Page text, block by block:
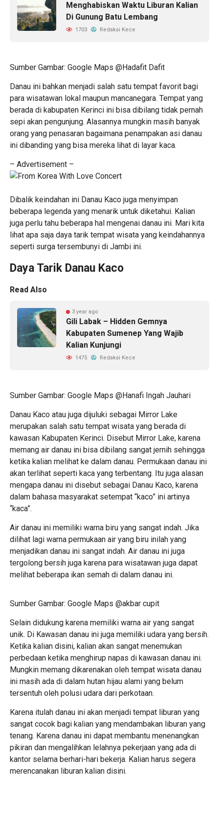
Menghabiskan Waktu Liburan Kalian
Di Gunung Batu Lembang
1703 Redaksi Kece
Sumber Gambar: Google Maps @Hadafit Dafit
Danau ini bahkan menjadi salah satu tempat favorit bagi
para wisatawan lokal maupun mancanegara. Tempat yang
berada di kabupaten Kerinci ini bisa dibilang tidak pernah
sepi akan pengunjung. Alasannya mungkin masih banyak
orang yang penasaran bagaimana penampakan asi danau
ini dibanding yang bisa mereka lihat di layar kaca.
– Advertisement –
Dibalik keindahan ini Danau Kaco juga menyimpan
beberapa legenda yang menarik untuk diketahui. Kalian
juga perlu tahu beberapa hal mengenai danau ini. Mari kita
lihat apa saja daya tarik tempat wisata yang keindahannya
seperti surga tersembunyi di Jambi ini.
Daya Tarik Danau Kaco
Read Also
3 year ago
Gili Labak – Hidden Gemnya
Kabupaten Sumenep Yang Wajib
Kalian Kunjungi
1475 Redaksi Kece
Sumber Gambar: Google Maps @Hanafi Ingah Jauhari
Danau Kaco atau juga dijuluki sebagai Mirror Lake
merupakan salah satu tempat wisata yang berada di
kawasan Kabupaten Kerinci. Disebut Mirror Lake, karena
memang air danau ini bisa dibilang sangat jernih sehingga
ketika kalian melihat ke dalam danau. Permukaan danau ini
akan terlihat seperti kaca yang terbentang. Itu juga alasan
mengapa danau ini disebut sebagai Danau Kaco, karena
dalam bahasa masyarakat setempat “kaco” ini artinya
“kaca”.
Air danau ini memiliki warna biru yang sangat indah. Jika
dilihat lagi warna permukaan air yang biru inilah yang
menjadikan danau ini sangat indah. Air danau ini juga
tergolong bersih juga karena para wisatawan juga dapat
melihat beberapa ikan semah di dalam danau ini.
Sumber Gambar: Google Maps @akbar cupit
Selain didukung karena memiliki warna air yang sangat
unik. Di Kawasan danau ini juga memiliki udara yang bersih.
Ketika kalian disini, kalian akan sangat menemukan
perbedaan ketika menghirup napas di kawasan danau ini.
Mungkin memang dikarenakan oleh tempat wisata danau
ini masih ada di dalam hutan hijau alami yang belum
tersentuh oleh polusi udara dari perkotaan.
Karena itulah danau ini akan menjadi tempat liburan yang
sangat cocok bagi kalian yang mendambakan liburan yang
tenang. Karena danau ini dapat membantu menenangkan
pikiran dan mengalihkan lelahnya pekerjaan yang ada di
kantor selama berhari-hari bekerja. Kalian harus segera
merencanakan liburan kalian disini.